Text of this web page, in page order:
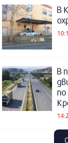
В
В
по